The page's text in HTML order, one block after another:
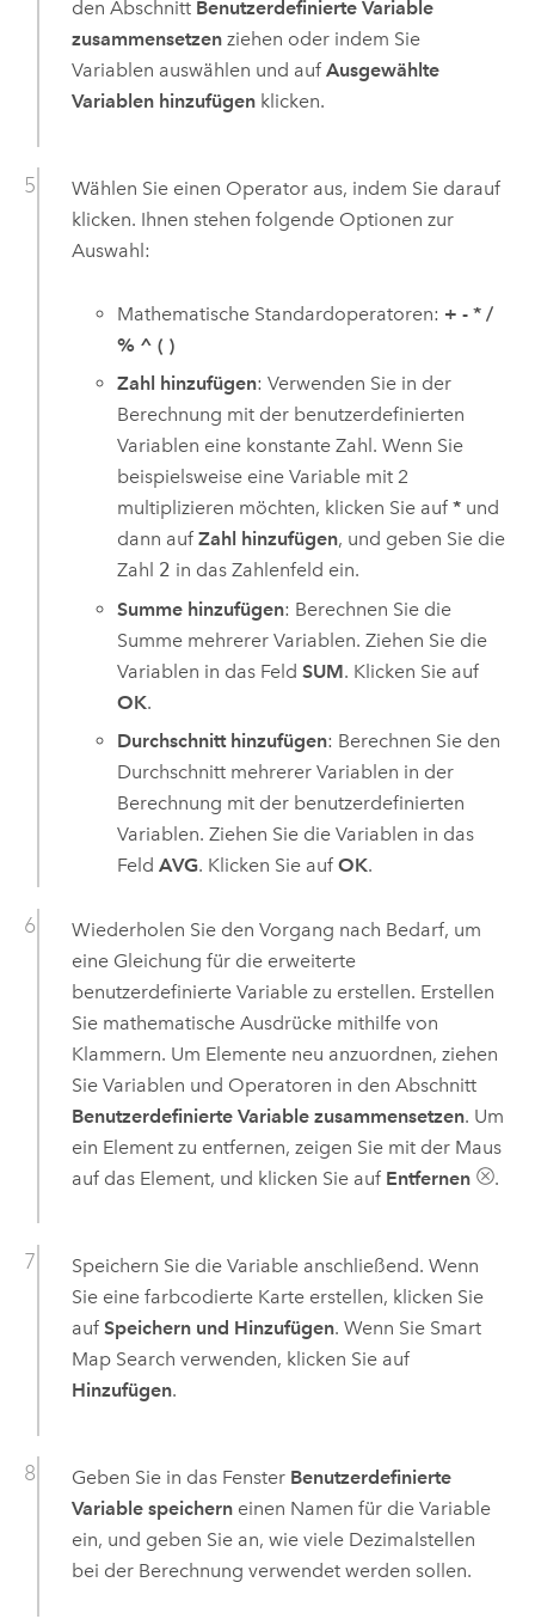
den Abschnitt Benutzerdefinierte Variable
zusammensetzenziehen oder indem Sie
Variablen auswählen und auf Ausgewählte
Variablen hinzufügenklicken.
Wählen Sie einen Operator aus, indem Sie darauf
klicken. Ihnen stehen folgende Optionen zur
Auswahl:
Mathematische Standardoperatoren: + - * /
% ^ ( )
Zahl hinzufügen: Verwenden Sie in der
Berechnung mit der benutzerdefinierten
Variablen eine konstante Zahl. Wenn Sie
beispielsweise eine Variable mit 2
multiplizieren möchten, klicken Sie auf* und
dann aufZahl hinzufügen, und geben Sie die
Zahl 2 in das Zahlenfeld ein.
Summe hinzufügen: Berechnen Sie die
Summe mehrerer Variablen. Ziehen Sie die
Variablen in das FeldSUM. Klicken Sie auf
OK.
Durchschnitt hinzufügen: Berechnen Sie den
Durchschnitt mehrerer Variablen in der
Berechnung mit der benutzerdefinierten
Variablen. Ziehen Sie die Variablen in das
FeldAVG. Klicken Sie aufOK.
Wiederholen Sie den Vorgang nach Bedarf, um
eine Gleichung für die erweiterte
benutzerdefinierte Variable zu erstellen. Erstellen
Sie mathematische Ausdrücke mithilfe von
Klammern. Um Elemente neu anzuordnen, ziehen
Sie Variablen und Operatoren in den Abschnitt
Benutzerdefinierte Variable zusammensetzen. Um
ein Element zu entfernen, zeigen Sie mit der Maus
auf das Element, und klicken Sie auf Entfernen .
Speichern Sie die Variable anschließend. Wenn
Sie eine farbcodierte Karte erstellen, klicken Sie
auf Speichern und Hinzufügen. Wenn Sie Smart
Map Search verwenden, klicken Sie auf
Hinzufügen.
Geben Sie in das Fenster Benutzerdefinierte
Variable speicherneinen Namen für die Variable
ein, und geben Sie an, wie viele Dezimalstellen
bei der Berechnung verwendet werden sollen.